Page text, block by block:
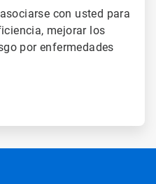
con usted para
mejorar los
por enfermedades